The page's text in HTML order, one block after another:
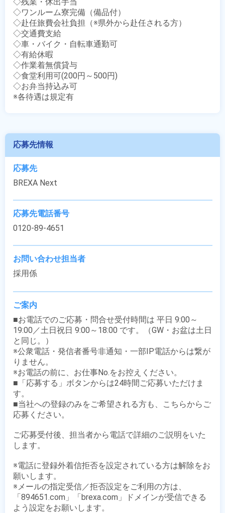
◇ワンルーム寮完備（備品付）
◇赴任旅費会社負担（※県外から赴任される方）
◇交通費支給
◇車・バイク・自転車通勤可
◇有給休暇
◇作業着無償貸与
◇食堂利用可(200円～500円)
◇お弁当持込み可
※各待遇は規定有
応募先情報
応募先
BREXA Next
応募先電話番号
0120-89-4651
お問い合わせ担当者
採用係
ご案内
■お電話でのご応募・問合せ受付時間は 平日 9:00～
19:00／土日祝日 9:00～18:00 です。（GW・お盆は土日
と同じ。）
※公衆電話・発信者番号非通知・一部IP電話からは繋が
りません。
※お電話の前に、お仕事No.をお控えください。
■「応募する」ボタンからは24時間ご応募いただけま
す。
■当社への登録のみをご希望される方も、こちらからご
応募ください。
ご応募受付後、担当者から電話で詳細のご説明をいた
します。
※電話に登録外着信拒否を設定されている方は解除をお
願いします。
※メールの指定受信／拒否設定をご利用の方は、
「894651.com」「brexa.com」ドメインが受信できる
よう設定をお願いします。